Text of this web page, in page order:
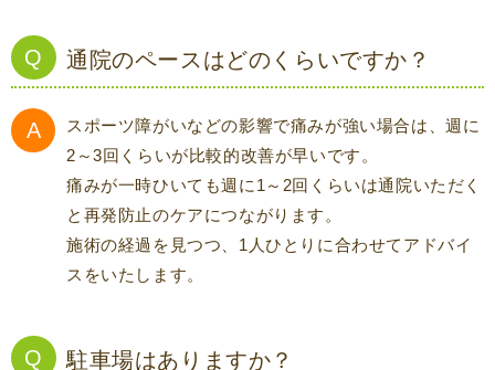
通院のペースはどのくらいですか？
スポーツ障がいなどの影響で痛みが強い場合は、週に
2～3回くらいが比較的改善が早いです。
痛みが一時ひいても週に1～2回くらいは通院いただく
と再発防止のケアにつながります。
施術の経過を見つつ、1人ひとりに合わせてアドバイ
スをいたします。
駐車場はありますか？